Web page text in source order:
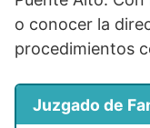
o conocer la
procedimientos
Juzgado de